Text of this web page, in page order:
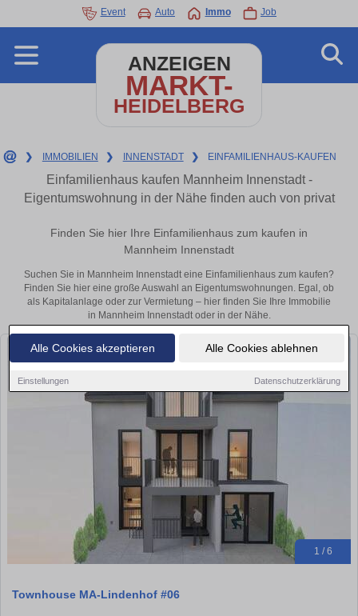
Alle Cookies akzeptieren Alle Cookies ablehnen
Einstellungen Datenschutzerklärung
Event Auto Immo Job
ANZEIGEN
MARKT-
HEIDELBERG
❯ IMMOBILIEN ❯ INNENSTADT ❯ EINFAMILIENHAUS-KAUFEN
Einfamilienhaus kaufen Mannheim Innenstadt -
Eigentumswohnung in der Nähe finden auch von privat
Finden Sie hier Ihre Einfamilienhaus zum kaufen in
Mannheim Innenstadt
Suchen Sie in Mannheim Innenstadt eine Einfamilienhaus zum kaufen?
Finden Sie hier eine große Auswahl an Eigentumswohnungen. Egal, ob
als Kapitalanlage oder zur Vermietung – hier finden Sie Ihre Immobilie
in Mannheim Innenstadt oder in der Nähe.
1 / 6
Townhouse MA-Lindenhof #06